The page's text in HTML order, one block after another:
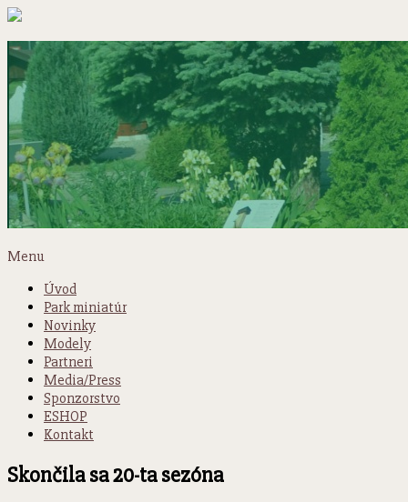
Menu
Úvod
Park miniatúr
Novinky
Modely
Partneri
Media/Press
Sponzorstvo
ESHOP
Kontakt
Skončila sa 20-ta sezóna